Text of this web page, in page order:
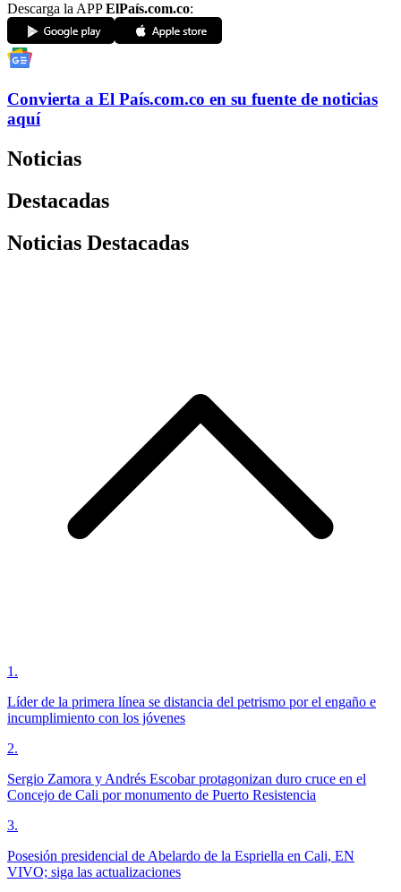
Descarga la APPElPaís.com.co:
Convierta a El País.com.co en su fuente de noticias
aquí
Noticias
Destacadas
Noticias Destacadas
1 .
Líder de la primera línea se distancia del petrismo por el engaño e
incumplimiento con los jóvenes
2.
Sergio Zamora y Andrés Escobar protagonizan duro cruce en el
Concejo de Cali por monumento de Puerto Resistencia
3.
Posesión presidencial de Abelardo de la Espriella en Cali, EN
VIVO; siga las actualizaciones